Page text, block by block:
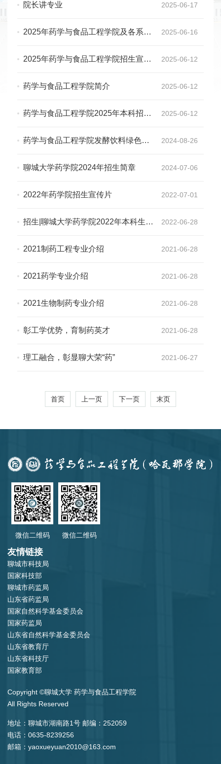
院长讲专业 2025-06-17
2025年药学与食品工程学院及各系介
2025-06-16
2025年药学与食品工程学院招生宣传
2025-06-12
药学与食品工程学院简介 2025-06-12
药学与食品工程学院2025年本科招生
2025-06-12
药学与食品工程学院发酵饮料绿色生
2024-08-26
聊城大学药学院2024年招生简章 2024-07-06
2022年药学院招生宣传片 2022-07-01
招生|聊城大学药学院2022年本科生招
2022-06-28
2021制药工程专业介绍 2021-06-28
2021药学专业介绍 2021-06-28
2021生物制药专业介绍 2021-06-28
彰工学优势，育制药英才 2021-06-28
理工融合，彰显聊大荣“药” 2021-06-27
首页 上一页 下一页 末页
微信二维码 微信二维码
友情链接
聊城市科技局
国家科技部
聊城市药监局
山东省药监局
国家自然科学基金委员会
国家药监局
山东省自然科学基金委员会
山东省教育厅
山东省科技厅
国家教育部
Copyright ©聊城大学 药学与食品工程学院
All Rights Reserved
地址：聊城市湖南路1号 邮编：252059
电话：0635-8239256
邮箱：yaoxueyuan2010@163.com